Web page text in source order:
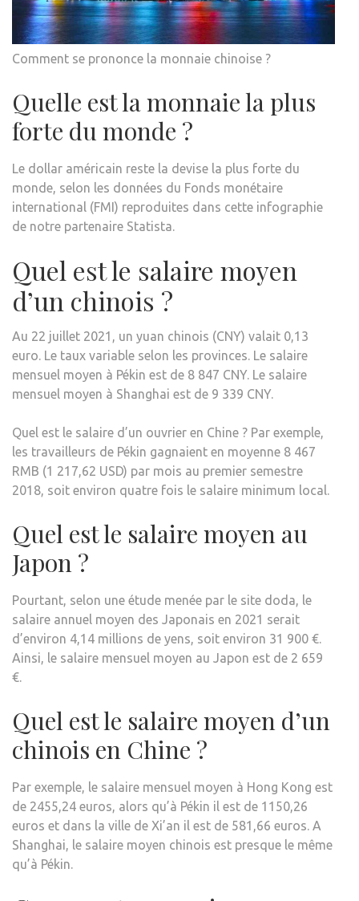
Comment se prononce la monnaie chinoise ?
Quelle est la monnaie la plus
forte du monde ?
Le dollar américain reste la devise la plus forte du
monde, selon les données du Fonds monétaire
international (FMI) reproduites dans cette infographie
de notre partenaire Statista.
Quel est le salaire moyen
d’un chinois ?
Au 22 juillet 2021, un yuan chinois (CNY) valait 0,13
euro. Le taux variable selon les provinces. Le salaire
mensuel moyen à Pékin est de 8 847 CNY. Le salaire
mensuel moyen à Shanghai est de 9 339 CNY.
Quel est le salaire d’un ouvrier en Chine ? Par exemple,
les travailleurs de Pékin gagnaient en moyenne 8 467
RMB (1 217,62 USD) par mois au premier semestre
2018, soit environ quatre fois le salaire minimum local.
Quel est le salaire moyen au
Japon ?
Pourtant, selon une étude menée par le site doda, le
salaire annuel moyen des Japonais en 2021 serait
d’environ 4,14 millions de yens, soit environ 31 900 €.
Ainsi, le salaire mensuel moyen au Japon est de 2 659
€.
Quel est le salaire moyen d’un
chinois en Chine ?
Par exemple, le salaire mensuel moyen à Hong Kong est
de 2455,24 euros, alors qu’à Pékin il est de 1150,26
euros et dans la ville de Xi’an il est de 581,66 euros. A
Shanghai, le salaire moyen chinois est presque le même
qu’à Pékin.